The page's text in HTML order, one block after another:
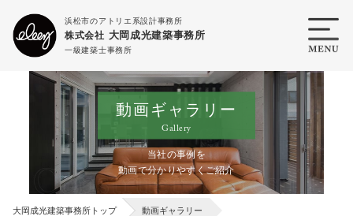
浜松市のアトリエ系設計事務所
株式会社 大岡成光建築事務所
一級建築士事務所
動画ギャラリー
Gallery
当社の事例を
動画で分かりやすくご紹介
大岡成光建築事務所トップ 動画ギャラリー